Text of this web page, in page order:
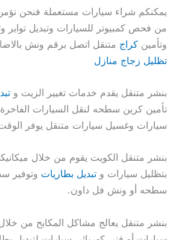
يمكنكم شراء سيارات مستعملة فنحن
من فحص كمبيوتر للسيارات وتبديل تواير
وتأمينكراج متنقل اتصل برقم ونش
تظليل زجاج منازل
بنشر متنقل يقدم خدمات تغيير الزيت و
تأمين كرين سطحه لنقل السيارات
سيارات وغسيل سيارات متنقل يوفر
بنشر متنقل الكويت يقوم من خلال
بتظليل سيارات وتبديل بطاريات وتوفير
سطحه أو ونش فل داون.
بنشر متنقل يعالج مشاكل المكابح من